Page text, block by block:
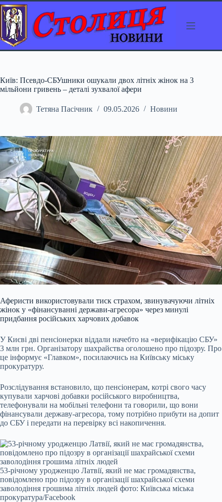
Перейти
до
вмісту
Київ: Псевдо-СБУшники ошукали двох літніх жінок на 3
мільйони гривень – деталі зухвалої афери
Тетяна Пасічник 09.05.2026 Новини
Аферисти використовували тиск страхом, звинувачуючи літніх
жінок у «фінансуванні держави-агресора» через минулі
придбання російських харчових добавок
У Києві дві пенсіонерки віддали начебто на «верифікацію СБУ»
3 млн грн. Організатору шахрайства оголошено про підозру. Про
це інформує «Главком», посилаючись на Київську міську
прокуратуру.
Розслідування встановило, що пенсіонерам, котрі свого часу
купували харчові добавки російського виробництва,
телефонували на мобільні телефони та говорили, що вони
фінансували державу-агресора, тому потрібно прибути на допит
до СБУ і передати на перевірку всі накопичення.
53-річному уродженцю Латвії, який не має громадянства,
повідомлено про підозру в організації шахрайської схеми
заволодіння грошима літніх людей фото: Київська міська
прокуратура/Facebook